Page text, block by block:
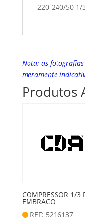
220-240/50 1/
Nota: as
meramente
Produtos
COMPRESSOR 1/3
EMBRACO
REF: 5216137